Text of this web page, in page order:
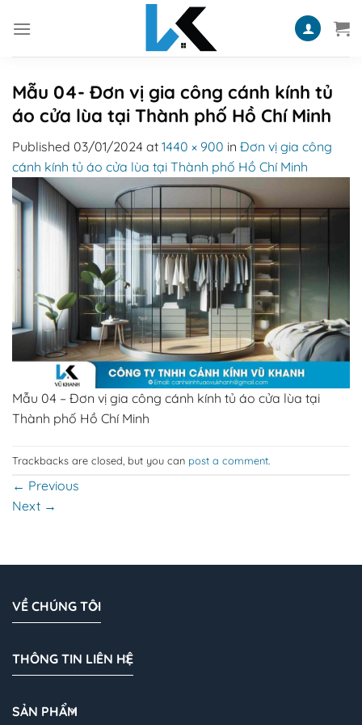
Mẫu 04- Đơn vị gia công cánh kính tủ
áo cửa lùa tại Thành phố Hồ Chí Minh
Published 03/01/2024 at 1440 × 900 in Đơn vị gia công
cánh kính tủ áo cửa lùa tại Thành phố Hồ Chí Minh
Mẫu 04 – Đơn vị gia công cánh kính tủ áo cửa lùa tại
Thành phố Hồ Chí Minh
Trackbacks are closed, but you can post a comment.
← Previous
Next →
VỀ CHÚNG TÔI
THÔNG TIN LIÊN HỆ
SẢN PHẨM